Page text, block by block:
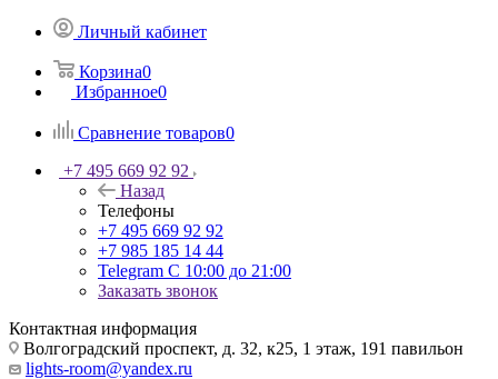
Личный кабинет
Корзина0
Избранное0
Сравнение товаров0
+7 495 669 92 92
Назад
Телефоны
+7 495 669 92 92
+7 985 185 14 44
Telegram С 10:00 до 21:00
Заказать звонок
Контактная информация
Волгоградский проспект, д. 32, к25, 1 этаж, 191 павильон
lights-room@yandex.ru